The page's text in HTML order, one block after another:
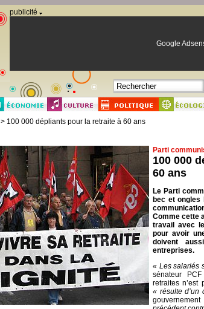
publicité
Google
> 100 000 dépliants pour la retraite à 60 ans
Parti
100 000
60 ans
Le Parti
bec et ongles
Comme cette
travail avec
pour avoir
doivent
entreprises.
« Les salariés
sénateur
retraites n’est
« résulte d’un